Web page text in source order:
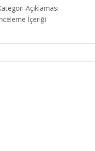
Açıklaması
İçeriği